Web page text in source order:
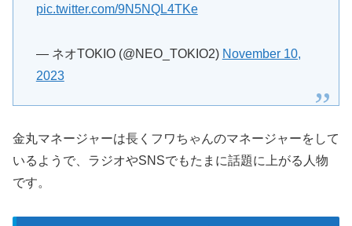
pic.twitter.com/9N5NQL4TKe
— ネオTOKIO (@NEO_TOKIO2) November 10,
2023
金丸マネージャーは長くフワちゃんのマネージャーをして
いるようで、ラジオやSNSでもたまに話題に上がる人物
です。